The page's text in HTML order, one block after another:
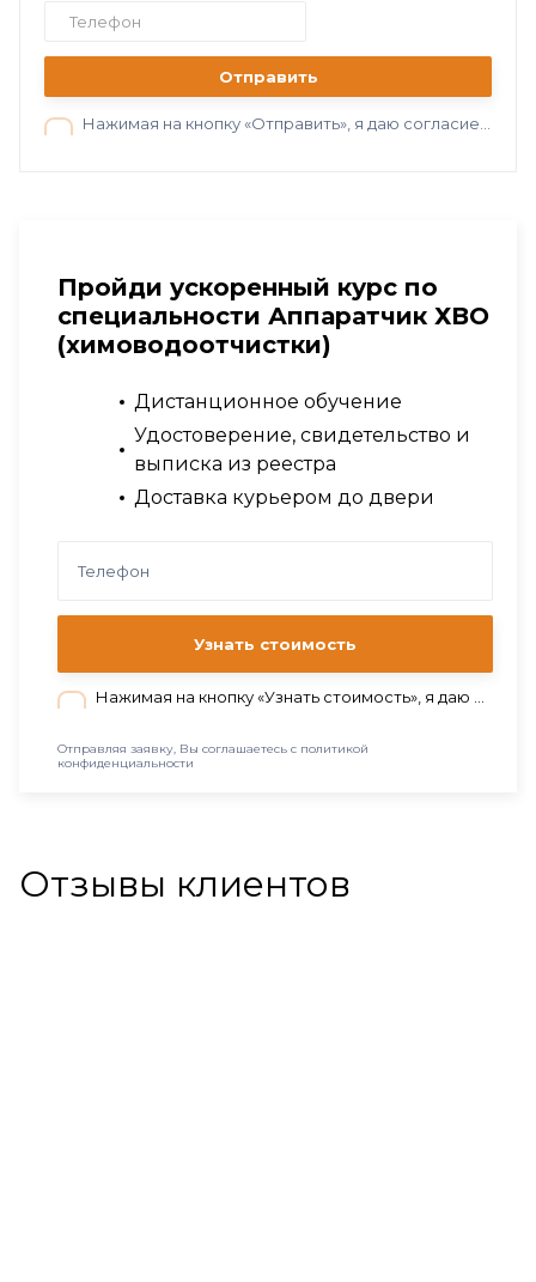
Отправить
Нажимая на кнопку «Отправить», я даю согласие на обработку персональных данных в соответствии с нашей
Пройди ускоренный курс по
специальности Аппаратчик ХВО
(химоводоотчистки)
Дистанционное обучение
Удостоверение, свидетельство и
выписка из реестра
Доставка курьером до двери
Узнать стоимость
Нажимая на кнопку «Узнать стоимость», я даю согласие на обработку персональных данных в соответствии с нашей
Отправляя заявку, Вы соглашаетесь с политикой
конфиденциальности
Отзывы клиентов